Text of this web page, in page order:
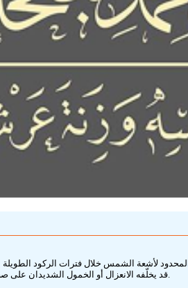
لأشعة الشمس خلال فترات الركود الطويلة
قد يخلّفه الانعزال أو الخمول الشديدان على صحة الإنسان، ولا سيما إذا اقترنا بنقص في الفيتامينات والعناصر الضرورية لنمو العظام بصورة سليمة.